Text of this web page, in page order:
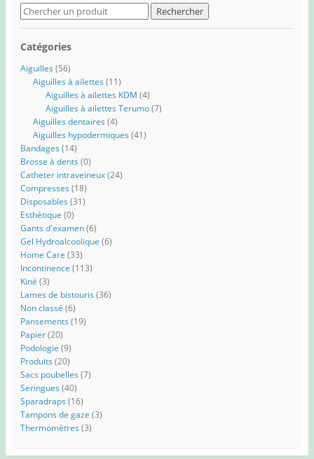
Search
for:
Catégories
Aiguilles (56)
Aiguilles à ailettes (11)
Aiguilles à ailettes KDM (4)
Aiguilles à ailettes Terumo (7)
Aiguilles dentaires (4)
Aiguilles hypodermiques (41)
Bandages (14)
Brosse à dents (0)
Catheter intraveineux (24)
Compresses (18)
Disposables (31)
Esthétique (0)
Gants d'examen (6)
Gel Hydroalcoolique (6)
Home Care (33)
Incontinence (113)
Kiné (3)
Lames de bistouris (36)
Non classé (6)
Pansements (19)
Papier (20)
Podologie (9)
Produits (20)
Sacs poubelles (7)
Seringues (40)
Sparadraps (16)
Tampons de gaze (3)
Thermomètres (3)